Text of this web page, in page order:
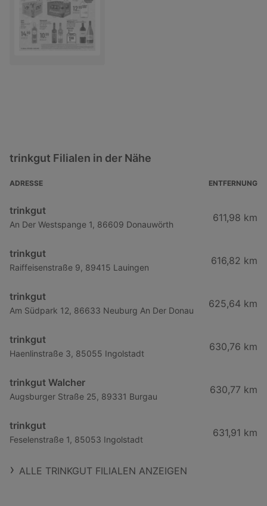
trinkgut Filialen in der Nähe
ADRESSE ENTFERNUNG
trinkgut
An Der Westspange 1, 86609 Donauwörth
611,98 km
trinkgut
Raiffeisenstraße 9, 89415 Lauingen
616,82 km
trinkgut
Am Südpark 12, 86633 Neuburg An Der Donau
625,64 km
trinkgut
Haenlinstraße 3, 85055 Ingolstadt
630,76 km
trinkgut Walcher
Augsburger Straße 25, 89331 Burgau
630,77 km
trinkgut
Feselenstraße 1, 85053 Ingolstadt
631,91 km
ALLE TRINKGUT FILIALEN ANZEIGEN